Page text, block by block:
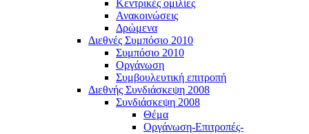
Κεντρικές ομιλίες
Ανακοινώσεις
Δρώμενα
Διεθνές Συμπόσιο 2010
Συμπόσιο 2010
Οργάνωση
Συμβουλευτική επιτροπή
Διεθνής Συνδιάσκεψη 2008
Συνδιάσκεψη 2008
Θέμα
Οργάνωση-Επιτροπές-